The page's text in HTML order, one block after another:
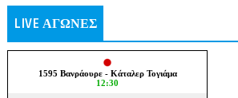
LIVE ΑΓΩΝΕΣ